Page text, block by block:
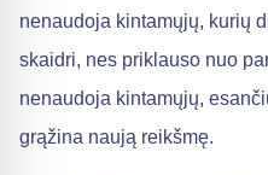
nenaudoja kintamųjų, kurių
skaidri, nes priklauso nuo
nenaudoja kintamųjų,
grąžina naują reikšmę.